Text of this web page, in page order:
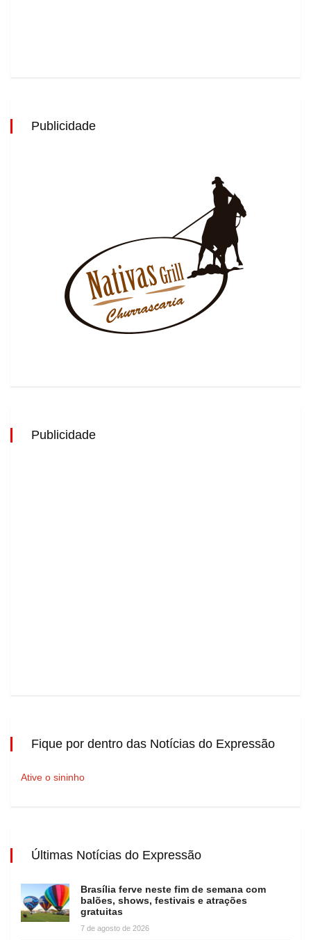
Publicidade
Publicidade
Fique por dentro das Notícias do Expressão
Ative o sininho
Últimas Notícias do Expressão
Brasília ferve neste fim de semana com
balões, shows, festivais e atrações
gratuitas
7 de agosto de 2026